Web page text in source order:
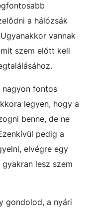
a hálózsák
vannak
szem előtt kell
nagyon fontos
legyen, hogy a
benne, de ne
pedig a
elvégre egy
lesz szem
gondolod, a nyári